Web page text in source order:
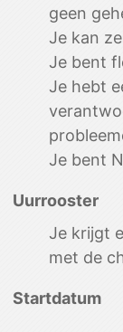
Lunchmenu
Jobs
Grill &
Feestzaal
geen
Je kan
Je bent
Je hebt
Je bent
Uurrooster
Je krijgt
met de
Startdatum